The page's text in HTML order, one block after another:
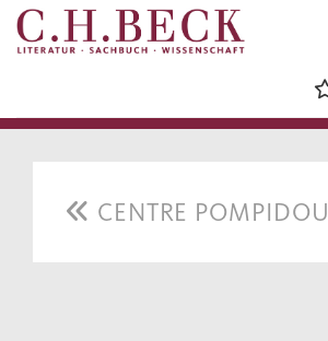
CENTRE POMPIDOU